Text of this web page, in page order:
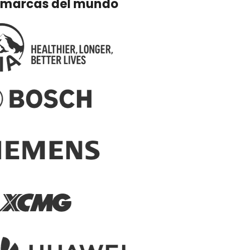
marcas del mundo